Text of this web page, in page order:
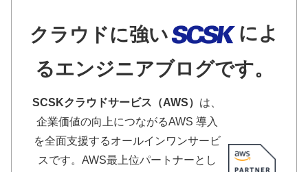
クラウドに強い
によ
るエンジニアブログです。
SCSKクラウドサービス（AWS） は、
企業価値の向上につながるAWS 導入
を全面支援するオールインワンサービ
スです。AWS最上位パートナーとし